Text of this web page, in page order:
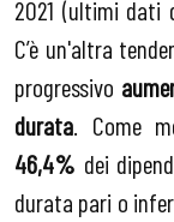
2021 (ultimi dati
C’è un'altra
progressivo
durata . Come
46,4% dei
durata pari o